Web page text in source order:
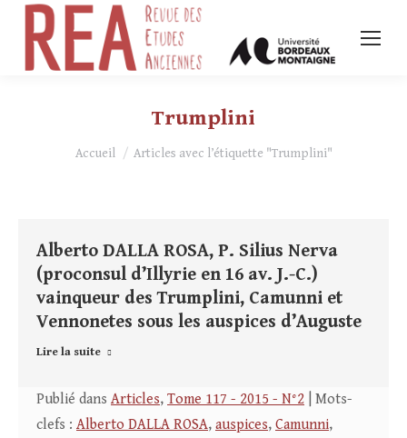
Trumplini
Vous êtes ici :
Accueil Articles avec l’étiquette "Trumplini"
Alberto DALLA ROSA, P. Silius Nerva
(proconsul d’Illyrie en 16 av. J.-C.)
vainqueur des Trumplini, Camunni et
Vennonetes sous les auspices d’Auguste
Lire la suite
Publié dans Articles, Tome 117 - 2015 - N°2 | Mots-
clefs : Alberto DALLA ROSA, auspices, Camunni,